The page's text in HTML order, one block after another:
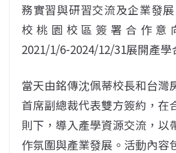
務實習與研習交流及企業發
校桃園校區簽署合作意
2021/1/6-2024/12/31展開產學
當天由銘傳沈佩蒂校長和台灣
首席副總裁代表雙方簽約，在
則下，導入產學資源交流，以
作氛圍與產業發展。活動內容